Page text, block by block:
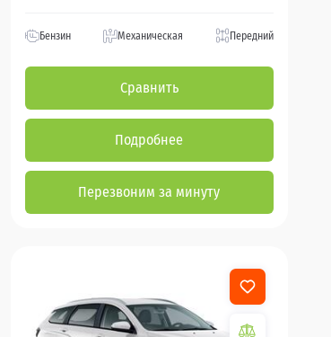
Бензин Механическая Передний
Сравнить
Подробнее
Перезвоним за минуту